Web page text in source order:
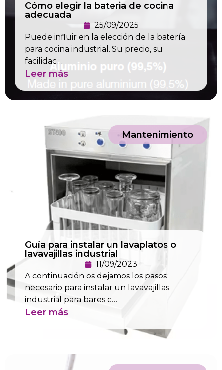
Cómo elegir la bateria de cocina
adecuada
25/09/2025
Puede influir en la elección de la batería
para cocina industrial. Su precio, su
facilidad…
Leer más
Mantenimiento
Guía para instalar un lavaplatos o
lavavajillas industrial
11/09/2023
A continuación os dejamos los pasos
necesario para instalar un lavavajillas
industrial para bares o…
Leer más